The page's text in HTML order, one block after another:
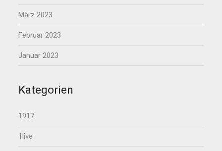
März 2023
Februar 2023
Januar 2023
Kategorien
1917
1live